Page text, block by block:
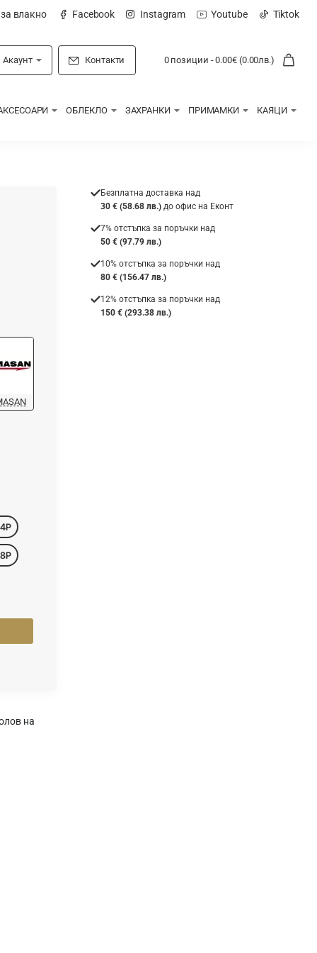
влакно Facebook Instagram Youtube Tiktok
Акаунт Контакти 0 позиции - 0.00€ (0.00лв.)
ОБЛЕКЛО ЗАХРАНКИ ПРИМАМКИ КАЯЦИ
на
Безплатна доставка над
30 € (58.68 лв.) до офис на Еконт
7% отстъпка за поръчки над
50 € (97.79 лв.)
10% отстъпка за поръчки над
80 € (156.47 лв.)
12% отстъпка за поръчки над
150 € (293.38 лв.)